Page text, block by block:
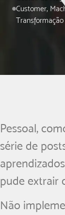
Customer,
Pessoal,
série de
pude extrair
Não